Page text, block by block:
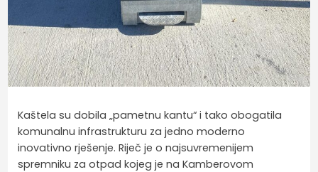
Kaštela su dobila „pametnu kantu“ i tako obogatila
komunalnu infrastrukturu za jedno moderno
inovativno rješenje. Riječ je o najsuvremenijem
spremniku za otpad kojeg je na Kamberovom